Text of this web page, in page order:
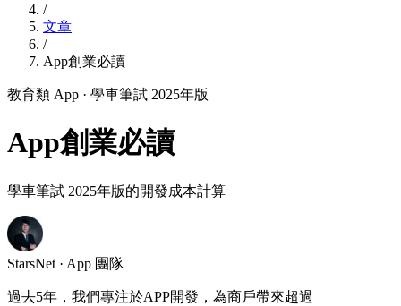
/
文章
/
App創業必讀
教育類 App · 學車筆試 2025年版
App創業必讀
學車筆試 2025年版的開發成本計算
StarsNet · App 團隊
過去5年，我們專注於APP開發，為商戶帶來超過